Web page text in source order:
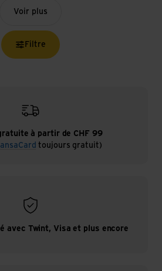
Voir plus
Filtre
à partir de CHF 99
toujours gratuit)
avec Twint, Visa et plus encore